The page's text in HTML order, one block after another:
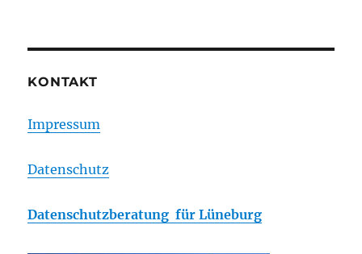
KONTAKT
Impressum
Datenschutz
Datenschutzberatung für Lüneburg